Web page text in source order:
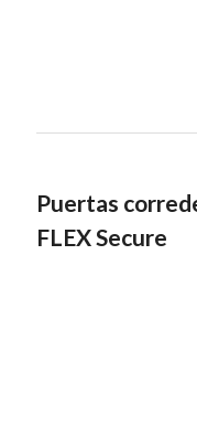
Puertas
FLEX Secure